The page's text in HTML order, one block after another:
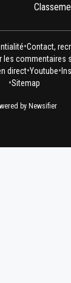
•Contact,
commentaires
direct•Youtube•
•Sitemap
by Newsifier